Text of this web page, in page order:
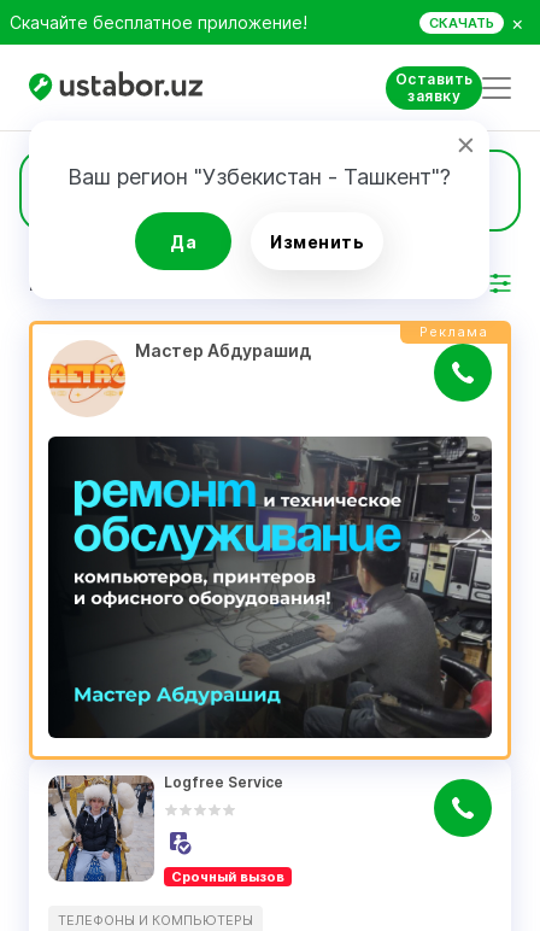
Скачайте бесплатное приложение! СКАЧАТЬ ×
Оставить
заявку
Ваш регион "Узбекистан - Ташкент"?
Да Изменить
Телефоны и компьютеры 53
РЕЗУЛЬТАТ
Реклама
Мастер Абдурашид
Logfree Service
Срочный вызов
ТЕЛЕФОНЫ И КОМПЬЮТЕРЫ